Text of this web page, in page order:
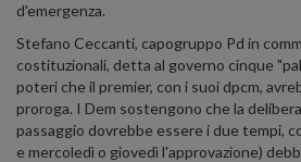
d'emergenza.
Stefano Ceccanti, capogruppo Pd in
costituzionali, detta al governo cinque
poteri che il premier, con i suoi dpcm,
proroga. I Dem sostengono che la
passaggio dovrebbe essere i due tempi,
e mercoledì o giovedì l'approvazione)